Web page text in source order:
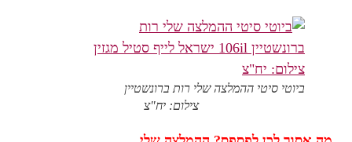
ביוטי סיטי ההמלצה שלי רות ברונשטיין106il
צילום: יח"צ